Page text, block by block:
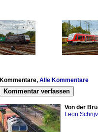
Kommentare, Alle Kommentare
Kommentar verfassen
Von der
Leon